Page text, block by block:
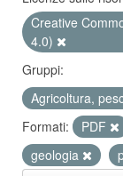
Creative
4.0)
Gruppi:
Agricoltura,
Formati:
PDF
geologia